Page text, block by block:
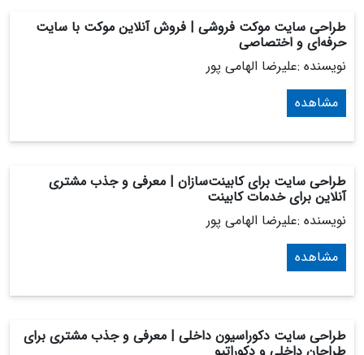
طراحی سایت موکت فروشی | فروش آنلاین موکت با سایت
حرفه‌ای و اختصاصی
نویسنده :علیرضا الهامی پور
مشاهده
طراحی سایت برای کابینت‌سازان | معرفی و جذب مشتری
آنلاین برای خدمات کابینت
نویسنده :علیرضا الهامی پور
مشاهده
طراحی سایت دکوراسیون داخلی | معرفی و جذب مشتری برای